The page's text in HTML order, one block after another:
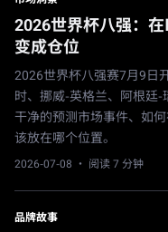
2026世界杯八强：
变成仓位
2026世界杯八强赛7月9日
时、挪威-英格兰、阿根廷
干净的预测市场事件、如
该放在哪个位置。
2026-07-08 · 阅读 7 分钟
品牌故事